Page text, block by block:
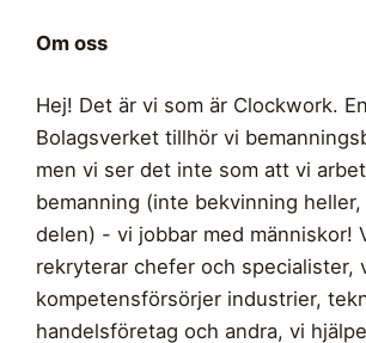
Om oss
Hej! Det är vi som är Clockwork.
Bolagsverket tillhör vi
men vi ser det inte som att vi
bemanning (inte bekvinning
delen) - vi jobbar med människor!
rekryterar chefer och specialister,
kompetensförsörjer industrier,
handelsföretag och andra, vi